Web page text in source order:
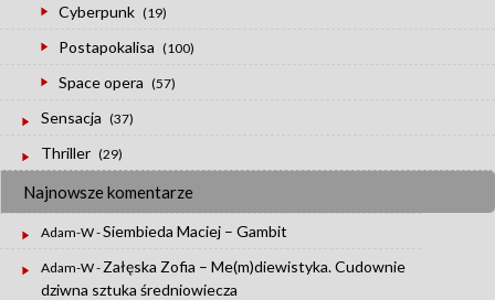
Cyberpunk (19)
Postapokalisa (100)
Space opera (57)
Sensacja (37)
Thriller (29)
Najnowsze komentarze
Adam-W-Siembieda Maciej – Gambit
Adam-W- Załęska Zofia – Me(m)diewistyka. Cudownie
dziwna sztuka średniowiecza